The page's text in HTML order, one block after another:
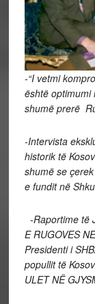
-“I vetmi
është optimumi
shumë prerë
-Intervista
historik të
shumë se
e fundit në
-Raportime të
E RUGOVES
Presidenti i
popullit të
ULET NË